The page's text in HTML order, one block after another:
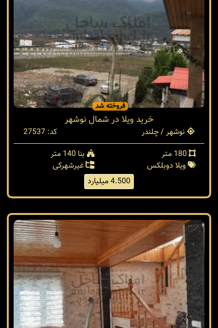
فروخته شد
خرید ویلا در شمال نوشهر
نوشهر / چلندر
کد: 27537
بنا 140 متر
ویلا دوبلکس
غیرشهرکی
4.500 میلیارد